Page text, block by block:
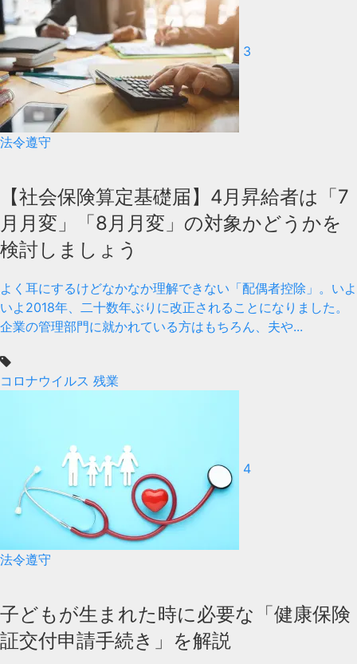
3
法令遵守
【社会保険算定基礎届】4月昇給者は「7
月月変」「8月月変」の対象かどうかを
検討しましょう
よく耳にするけどなかなか理解できない「配偶者控除」。いよ
いよ2018年、二十数年ぶりに改正されることになりました。
企業の管理部門に就かれている方はもちろん、夫や...
コロナウイルス 残業
4
法令遵守
子どもが生まれた時に必要な「健康保険
証交付申請手続き」を解説